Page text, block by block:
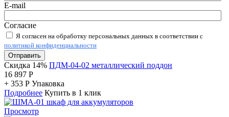
E-mail
Согласие
Я согласен на обработку персональных данных в соответствии с
политикой конфиденциальности
Отправить
Скидка 14% ПДМ-04-02 металлический поддон
16 897 Р
+ 353 Р Упаковка
Подробнее Купить в 1 клик
Просмотр